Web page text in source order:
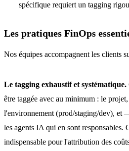
spécifique requiert un tagging
Les pratiques FinOps
Nos équipes accompagnent les clients
Le tagging exhaustif et systématique.
être taggée avec au minimum : le
l'environnement (prod/staging/dev),
les agents IA qui en sont responsables.
indispensable pour l'attribution des